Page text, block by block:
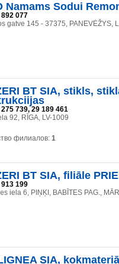
Namams Sodui
077
gatve 145 - 37375, PANEVĖŽYS,
BT SIA, stikls,
739, 29 189 461
92, RĪGA, LV-1009
филиалов: 1
BT SIA, filiāle
199
iela 6, PIŅĶI, BABĪTES PAG.,
SIA,